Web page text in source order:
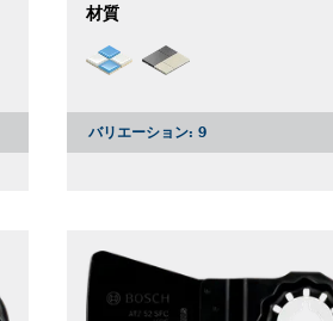
材質
バリエーション: 9